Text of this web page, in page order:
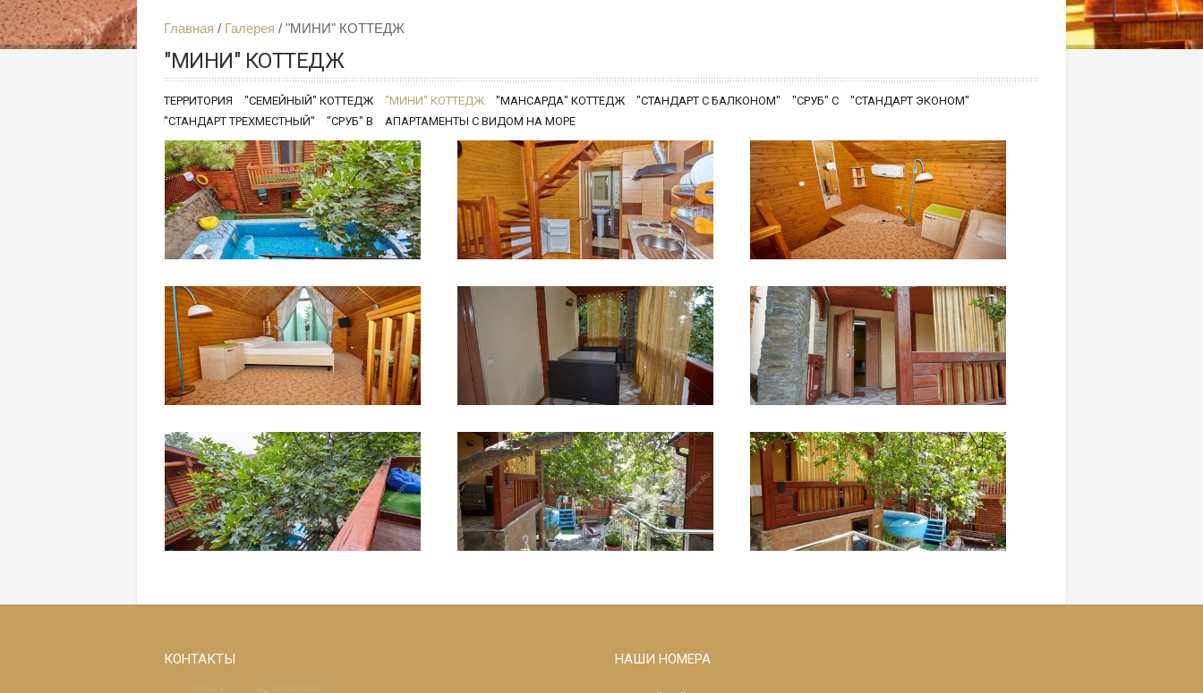
Главная Галерея "МИНИ" КОТТЕДЖ
"МИНИ" КОТТЕДЖ
ТЕРРИТОРИЯ "СЕМЕЙНЫЙ" КОТТЕДЖ "МИНИ" КОТТЕДЖ "МАНСАРДА" КОТТЕДЖ "СТАНДАРТ С БАЛКОНОМ" "СРУБ" С
"СТАНДАРТ ЭКОНОМ"
"СТАНДАРТ ТРЕХМЕСТНЫЙ"
"СРУБ" В АПАРТАМЕНТЫ С ВИДОМ НА МОРЕ
КОНТАКТЫ НАШИ НОМЕРА